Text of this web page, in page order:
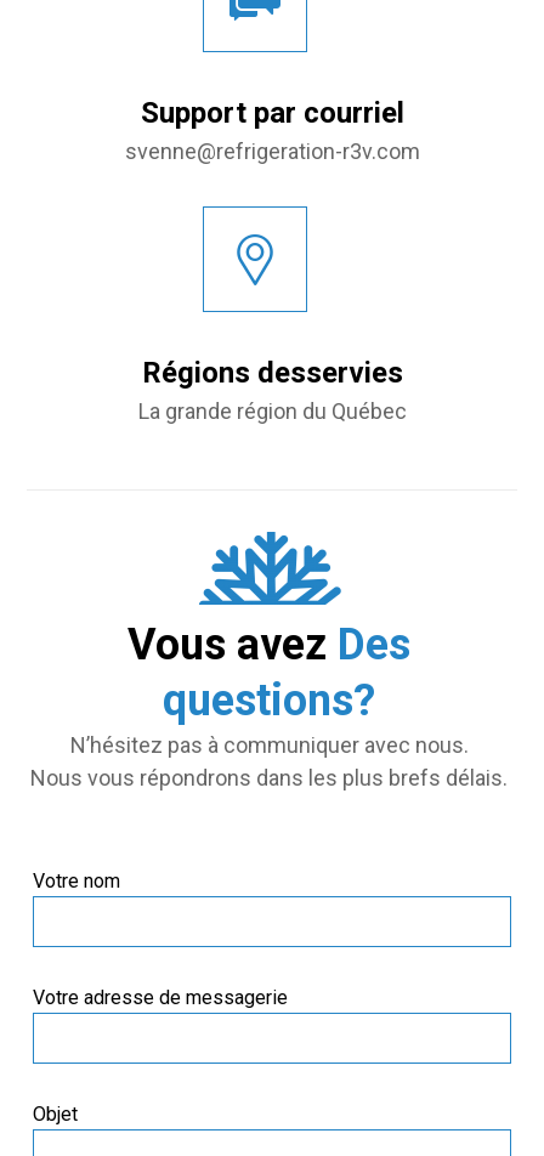
Support par courriel
svenne@refrigeration-r3v.com
Régions desservies
La grande région du Québec
Vous avez Des
questions?
N’hésitez pas à communiquer avec nous.
Nous vous répondrons dans les plus brefs délais.
Votre nom
Votre adresse de messagerie
Objet